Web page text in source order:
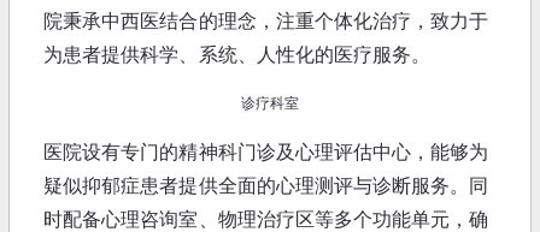
院秉承中西医结合的理念，注重个体化治疗，致力于
为患者提供科学、系统、人性化的医疗服务。
诊疗科室
医院设有专门的精神科门诊及心理评估中心，能够为
疑似抑郁症患者提供全面的心理测评与诊断服务。同
时配备心理咨询室、物理治疗区等多个功能单元，确